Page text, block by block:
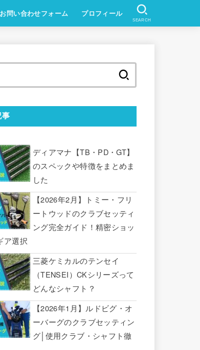
お問い合わせフォーム プロフィール
SEARCH
事
ディアマナ【TB・PD・GT】
のスペックや特徴をまとめま
した
【2026年2月】トミー・フリ
ートウッドのクラブセッティ
ング完全ガイド！精密ショッ
ア選択
三菱ケミカルのテンセイ
（TENSEI）CKシリーズって
どんなシャフト？
【2026年1月】ルドビグ・オ
ーバーグのクラブセッティン
グ│使用クラブ・シャフト徹